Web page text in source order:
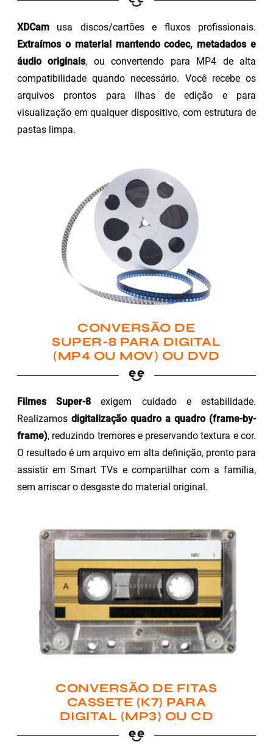
XDCam usa discos/cartões e fluxos profissionais.
Extraímos o material mantendo codec, metadados e
áudio originais, ou convertendo para MP4 de alta
compatibilidade quando necessário. Você recebe os
arquivos prontos para ilhas de edição e para
visualização em qualquer dispositivo, com estrutura de
pastas limpa.
CONVERSÃO DE
SUPER-8 PARA DIGITAL
(MP4 OU MOV) OU DVD
Filmes Super-8 exigem cuidado e estabilidade.
Realizamos digitalização quadro a quadro (frame-by-
frame), reduzindo tremores e preservando textura e cor.
O resultado é um arquivo em alta definição, pronto para
assistir em Smart TVs e compartilhar com a família,
sem arriscar o desgaste do material original.
CONVERSÃO DE FITAS
CASSETE (K7) PARA
DIGITAL (MP3) OU CD